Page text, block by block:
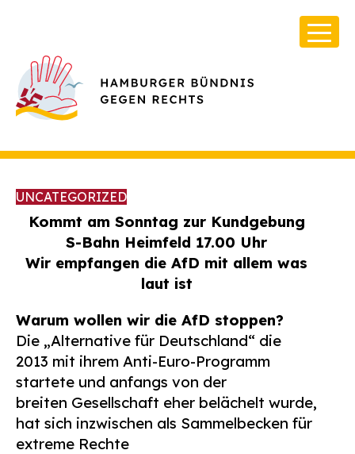
Über Uns
Archiv
Kontakt
Suchen
nach:
UNCATEGORIZED
Kommt am Sonntag zur Kundgebung
S-Bahn Heimfeld 17.00 Uhr
Wir empfangen die AfD mit allem was
laut ist
Warum wollen wir die AfD stoppen?
Die „Alternative für Deutschland“ die
2013 mit ihrem Anti-Euro-Programm
startete und anfangs von der
breiten Gesellschaft eher belächelt wurde,
hat sich inzwischen als Sammelbecken für
extreme Rechte